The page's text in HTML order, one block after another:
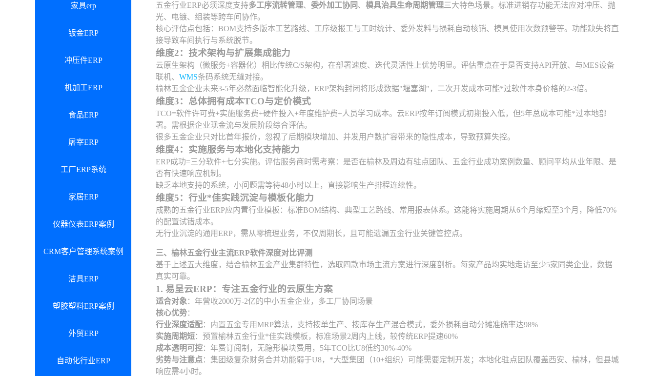
家具erp
钣金ERP
冲压件ERP
机加工ERP
食品ERP
屠宰ERP
工厂ERP系统
家居ERP
仪器仪表ERP案例
CRM客户管理系统案例
洁具ERP
塑胶塑料ERP案例
外贸ERP
自动化行业ERP
五金行业ERP必须深度支持多工序流转管理、 委外加工协同 、 模具治具生命周期管理三大特色场景。标准进销存功能无法应对冲压、抛
光、电镀、组装等跨车间协作。
核心评估点包括：BOM支持多版本工艺路线、工序级报工与工时统计、委外发料与损耗自动核销、模具使用次数预警等。功能缺失将直
接导致车间执行与系统脱节。
维度2：技术架构与扩展集成能力
云原生架构（微服务+容器化）相比传统C/S架构，在部署速度、迭代灵活性上优势明显。评估重点在于是否支持API开放、与MES设备
联机、 WMS条码系统无缝对接。
榆林五金企业未来3-5年必然面临智能化升级，ERP架构封闭将形成数据"堰塞湖"，二次开发成本可能*过软件本身价格的2-3倍。
维度3：总体拥有成本TCO与定价模式
TCO=软件许可费+实施服务费+硬件投入+年度维护费+人员学习成本。云ERP按年订阅模式初期投入低，但5年总成本可能*过本地部
署。需根据企业现金流与发展阶段综合评估。
很多五金企业只对比首年报价，忽视了后期模块增加、并发用户数扩容带来的隐性成本，导致预算失控。
维度4：实施服务与本地化支持能力
ERP成功=三分软件+七分实施。评估服务商时需考察：是否在榆林及周边有驻点团队、五金行业成功案例数量、顾问平均从业年限、是
否有快速响应机制。
缺乏本地支持的系统，小问题需等待48小时以上，直接影响生产排程连续性。
维度5：行业*佳实践沉淀与模板化能力
成熟的五金行业ERP应内置行业模板：标准BOM结构、典型工艺路线、常用报表体系。这能将实施周期从6个月缩短至3个月，降低70%
的配置试错成本。
无行业沉淀的通用ERP，需从零梳理业务，不仅周期长，且可能遗漏五金行业关键管控点。
三、榆林五金行业主流ERP软件深度对比评测
基于上述五大维度，结合榆林五金产业集群特性，选取四款市场主流方案进行深度剖析。每家产品均实地走访至少5家同类企业，数据
真实可靠。
1. 易呈云ERP：专注五金行业的云原生方案
适合对象 ：年营收2000万-2亿的中小五金企业，多工厂协同场景
核心优势：
行业深度适配：内置五金专用MRP算法，支持按单生产、按库存生产混合模式，委外损耗自动分摊准确率达98%
实施周期短 ：预置榆林五金行业*佳实践模板，标准场景2周内上线，较传统ERP提速60%
成本透明可控：年费订阅制，无隐形模块费用，5年TCO比U8低约30%-40%
劣势与注意点 ：集团级复杂财务合并功能弱于U8，*大型集团（10+组织）可能需要定制开发；本地化驻点团队覆盖西安、榆林，但县城
响应需4小时。